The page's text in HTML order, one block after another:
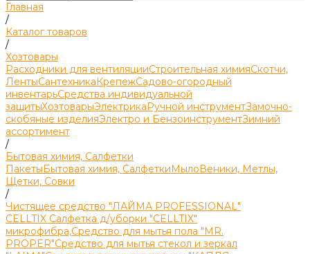
Главная
/
Каталог товаров
/
Хозтовары
Расходники для вентиляцииСтроительная химияСкотчи,
ЛентыСантехникаКрепежСадово-огородный
инвентарьСредства индивидуальной
защитыХозтоварыЭлектрикаРучной инструментЗамочно-
скобяные изделияЭлектро и БензоинструментЗимний
ассортимент
/
Бытовая химия, Салфетки
ПакетыБытовая химия, СалфеткиМылоВеники, Метлы,
Щетки, Совки
/
Чистящее средство "ЛАЙМА PROFESSIONAL"
CELLTIX Салфетка д/уборки "CELLTIX"
микрофибра,Средство для мытья пола "MR.
PROPER"Средство для мытья стекол и зеркал